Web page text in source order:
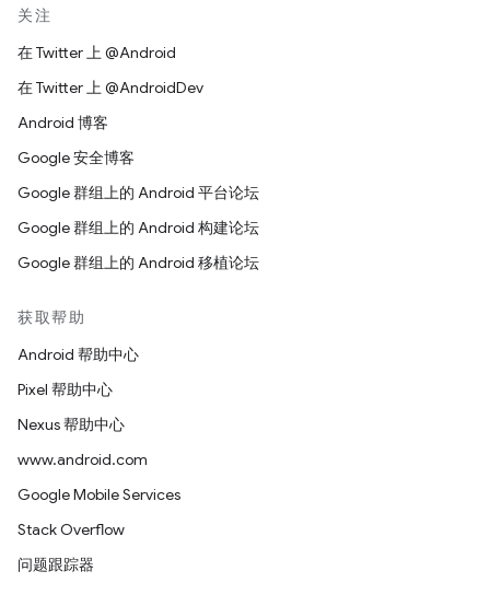
关注
在 Twitter 上 @Android
在 Twitter 上 @AndroidDev
Android 博客
Google 安全博客
Google 群组上的 Android 平台论坛
Google 群组上的 Android 构建论坛
Google 群组上的 Android 移植论坛
获取帮助
Android 帮助中心
Pixel 帮助中心
Nexus 帮助中心
www.android.com
Google Mobile Services
Stack Overflow
问题跟踪器